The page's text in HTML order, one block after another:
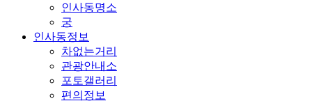
인사동명소
궁
인사동정보
차없는거리
관광안내소
포토갤러리
편의정보